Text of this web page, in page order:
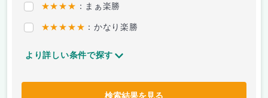
★★★★ ：まぁ楽勝
★★★★★ ：かなり楽勝
より詳しい条件で探す
検索結果を見る